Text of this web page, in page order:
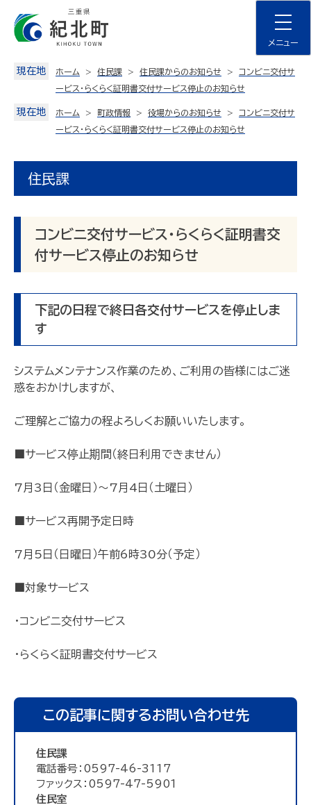
content
メニュー
現在地 ホーム 住民課 住民課からのお知らせ
コンビニ交付サ
ービス・らくらく証明書交付サービス停止のお知らせ
現在地 ホーム 町政情報 役場からのお知らせ
コンビニ交付サ
ービス・らくらく証明書交付サービス停止のお知らせ
住民課
コンビニ交付サービス・らくらく証明書交
付サービス停止のお知らせ
下記の日程で終日各交付サービスを停止しま
す
システムメンテナンス作業のため、ご利用の皆様にはご迷
惑をおかけしますが、
ご理解とご協力の程よろしくお願いいたします。
■サービス停止期間（終日利用できません）
7月3日（金曜日）～7月4日（土曜日）
■サービス再開予定日時
7月5日（日曜日）午前6時30分（予定）
■対象サービス
・コンビニ交付サービス
・らくらく証明書交付サービス
この記事に関するお問い合わせ先
住民課
電話番号：0597-46-3117
ファックス：0597-47-5901
住民室